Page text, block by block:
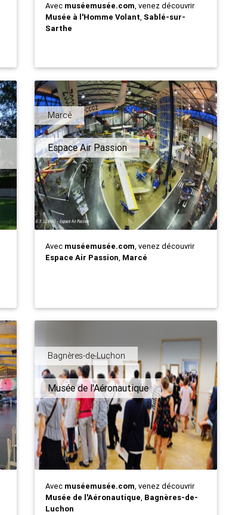
Avec muséemusée.com, venez découvrir
Musée à l'Homme Volant, Sablé-sur-
Sarthe
Marcé
Espace Air Passion
Avec muséemusée.com, venez découvrir
Espace Air Passion, Marcé
Bagnères-de-Luchon
Musée de l'Aéronautique
Avec muséemusée.com, venez découvrir
Musée de l'Aéronautique, Bagnères-de-
Luchon